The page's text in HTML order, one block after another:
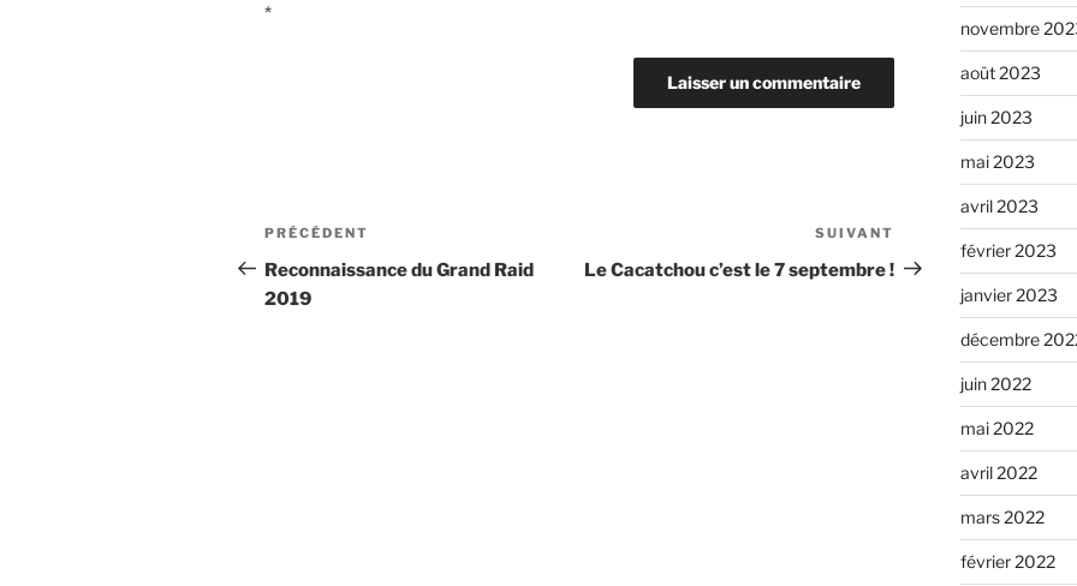
*
Navigation
de
l’article
Article
précédent
PRÉCÉDENT
Reconnaissance du Grand Raid
2019
suivant
SUIVANT
Le Cacatchou c’est le 7 septembre !
novembre
août 2023
juin 2023
mai 2023
avril 2023
février 2023
janvier 2023
décembre
juin 2022
mai 2022
avril 2022
mars 2022
février 2022